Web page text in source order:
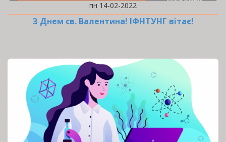
пн 14-02-2022
З Днем св. Валентина! ІФНТУНГ вітає!